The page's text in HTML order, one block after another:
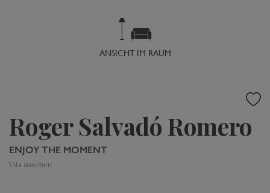
ANSICHT IM RAUM
Roger Salvadó Romero
ENJOY THE MOMENT
Vita ansehen